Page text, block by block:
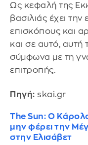
Ως κεφαλή της
βασιλιάς έχει την
επισκόπους και
και σε αυτό, αυτή
σύμφωνα με τη
επιτροπής.
Πηγή: skai.gr
The Sun: Ο
μην φέρει την
στην Ελισάβετ